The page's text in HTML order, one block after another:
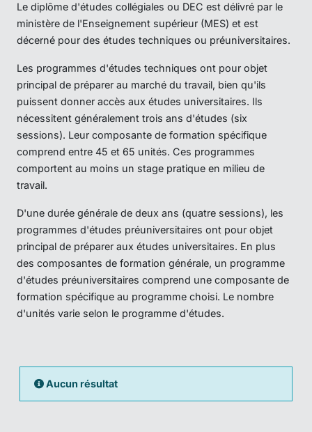
Le diplôme d'études collégiales ou DEC est délivré par le
ministère de l'Enseignement supérieur (MES) et est
décerné pour des études techniques ou préuniversitaires.
Les programmes d'études techniques ont pour objet
principal de préparer au marché du travail, bien qu'ils
puissent donner accès aux études universitaires. Ils
nécessitent généralement trois ans d'études (six
sessions). Leur composante de formation spécifique
comprend entre 45 et 65 unités. Ces programmes
comportent au moins un stage pratique en milieu de
travail.
D'une durée générale de deux ans (quatre sessions), les
programmes d'études préuniversitaires ont pour objet
principal de préparer aux études universitaires. En plus
des composantes de formation générale, un programme
d'études préuniversitaires comprend une composante de
formation spécifique au programme choisi. Le nombre
d'unités varie selon le programme d'études.
Aucun résultat